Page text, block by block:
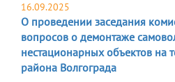
16.09.2025
О проведении заседания
вопросов о демонтаже
нестационарных объектов на
района Волгограда